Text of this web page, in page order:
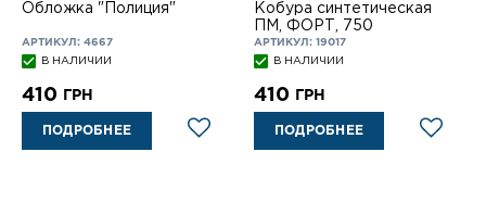
Обложка "Полиция"
АРТИКУЛ: 4667
В НАЛИЧИИ
410 ГРН
ПОДРОБНЕЕ
Кобура синтетическая
ПМ, ФОРТ, 750
АРТИКУЛ: 19017
В НАЛИЧИИ
410 ГРН
ПОДРОБНЕЕ